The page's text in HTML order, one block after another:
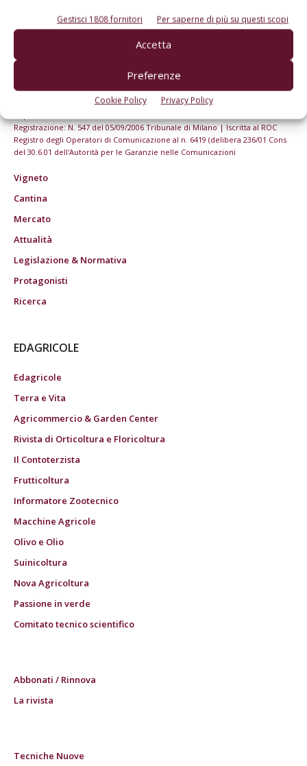
Gestisci 1808 fornitori Per saperne di più su questi scopi
Accetta
Preferenze
Cookie Policy Privacy Policy
© Tecniche Nuove Spa. Tutti i diritti riservati. Sede legale Via Eritrea 21 -
20157 Milano | Codice fiscale, Partita IVA e Iscrizione al Registro delle
Registrazione: N. 547 del 05/09/2006 Tribunale di Milano | Iscritta al ROC
Registro degli Operatori di Comunicazione al n. 6419 (delibera 236/01 Cons
del 30.6.01 dell'Autorità per le Garanzie nelle Comunicazioni
Vigneto
Cantina
Mercato
Attualità
Legislazione & Normativa
Protagonisti
Ricerca
EDAGRICOLE
Edagricole
Terra e Vita
Agricommercio & Garden Center
Rivista di Orticoltura e Floricoltura
Il Contoterzista
Frutticoltura
Informatore Zootecnico
Macchine Agricole
Olivo e Olio
Suinicoltura
Nova Agricoltura
Passione in verde
Comitato tecnico scientifico
Abbonati / Rinnova
La rivista
Tecniche Nuove